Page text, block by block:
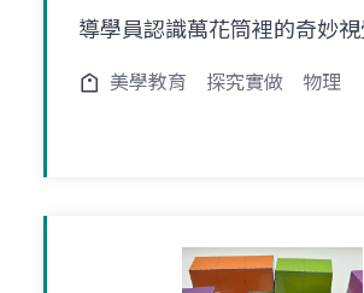
導學員認識萬花筒裡的奇妙視
美學教育 探究實做 物理